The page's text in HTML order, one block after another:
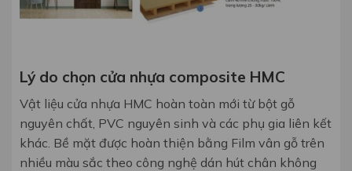
Lý do chọn cửa nhựa composite HMC
Vật liệu cửa nhựa HMC hoàn toàn mới từ bột gỗ
nguyên chất, PVC nguyên sinh và các phụ gia liên kết
khác. Bề mặt được hoàn thiện bằng Film vân gỗ trên
nhiều màu sắc theo công nghệ dán hút chân không